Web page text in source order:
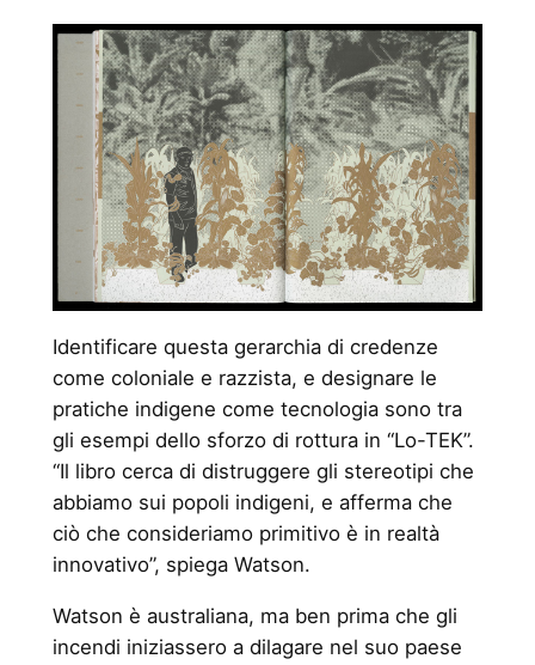
Identificare questa gerarchia di credenze
come coloniale e razzista, e designare le
pratiche indigene come tecnologia sono tra
gli esempi dello sforzo di rottura in “Lo-TEK”.
“Il libro cerca di distruggere gli stereotipi che
abbiamo sui popoli indigeni, e afferma che
ciò che consideriamo primitivo è in realtà
innovativo”, spiega Watson.
Watson è australiana, ma ben prima che gli
incendi iniziassero a dilagare nel suo paese